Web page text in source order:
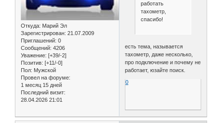
Откуда: Марий Эл
Зарегистрирован: 21.07.2009
Приглашений: 0
Сообщений: 4206
Уважение: [+39/-2]
Позитив: [+11/-0]
Пол: Мужской
Провел на форуме:
1 месяц 15 дней
Последний визит:
28.04.2026 21:01
работать
тахометр,
спасибо!
есть тема, называется
тахометр, даже несколько,
про подключение и почему не
работает, юзайте поиск.
0